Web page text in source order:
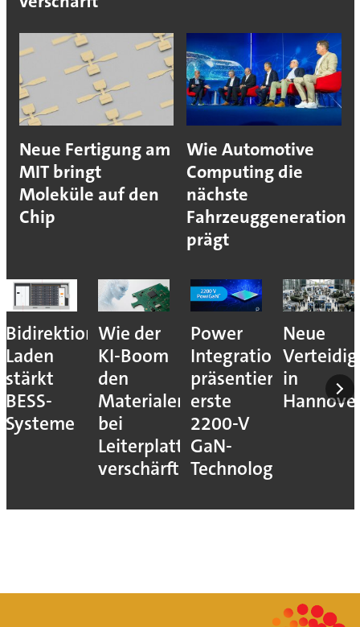
Neue Fertigung am
MIT bringt
Moleküle auf den
Chip
Wie Automotive
Computing die
nächste
Fahrzeuggeneration
prägt
Bidirektionales
Laden
stärkt
BESS-
Systeme
Wie der
KI-Boom
den
Materialengpass
bei
Leiterplatten
verschärft
Power
Integrations
präsentiert
erste
2200-V
GaN-
Technologie
Neue
in